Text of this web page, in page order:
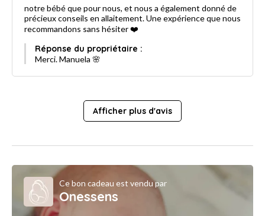
notre bébé que pour nous, et nous a également donné de
précieux conseils en allaitement. Une expérience que nous
recommandons sans hésiter ❤️
Réponse du propriétaire :
Merci. Manuela 🌸
Afficher plus d'avis
Ce bon cadeau est vendu par
Onessens